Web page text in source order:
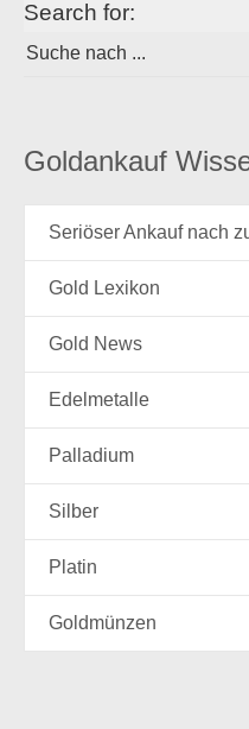
Search for:
Goldankauf
Seriöser Ankauf nach
Gold Lexikon
Gold News
Edelmetalle
Palladium
Silber
Platin
Goldmünzen